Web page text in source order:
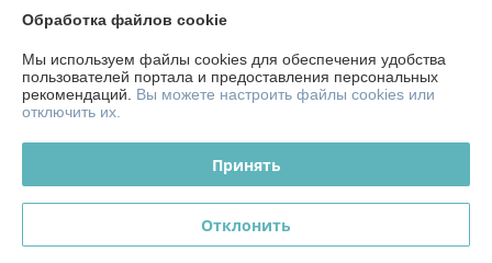
Доставка и оплата
График работы
Политика обработки cookies
Обработка файлов cookie
Мы используем файлы cookies для обеспечения удобства
пользователей портала и предоставления персональных
рекомендаций. Вы можете настроить файлы cookies или
отключить их.
Принять
Отклонить